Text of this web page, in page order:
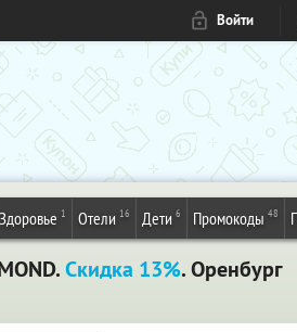
Войти
Здоровье 1 Отели 16 Дети 6 Промокоды 48
Скидка 13%. Оренбург